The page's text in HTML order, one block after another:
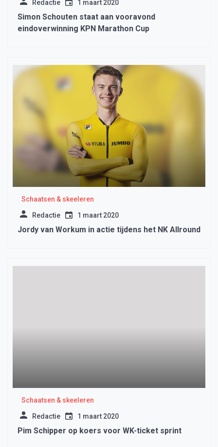
Redactie 1 maart 2020
Simon Schouten staat aan vooravond
eindoverwinning KPN Marathon Cup
Schaatsen & skeeleren
Redactie 1 maart 2020
Jordy van Workum in actie tijdens het NK Allround
Schaatsen & skeeleren
Redactie 1 maart 2020
Pim Schipper op koers voor WK-ticket sprint